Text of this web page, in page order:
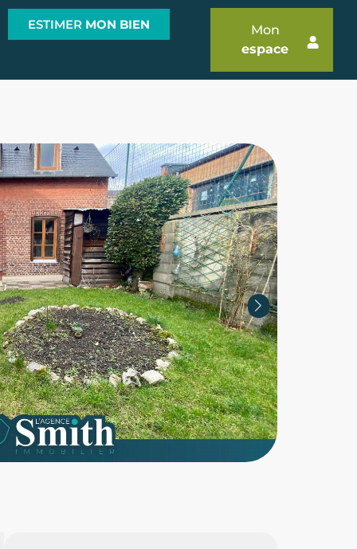
ESTIMER MON BIEN
Mon
espace